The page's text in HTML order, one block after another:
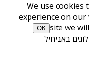
We use cookies
experience on our
site we
ОК
באביחיל